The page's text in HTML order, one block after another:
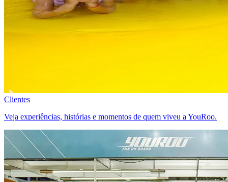
Clientes
Veja experiências, histórias e momentos de quem viveu a YouRoo.